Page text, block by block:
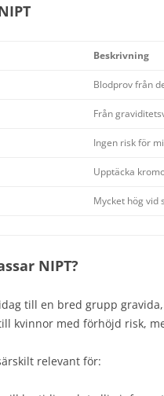
Beskrivning
Blodprov från
Från
Ingen risk för
Upptäcka
Mycket hög vid
NIPT?
till en bred grupp
kvinnor med förhöjd risk,
relevant för: